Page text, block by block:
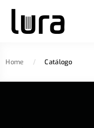
Home / Catálogo